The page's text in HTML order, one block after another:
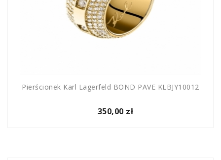
Pierścionek Karl Lagerfeld BOND PAVE KLBJY10012
350,00 zł